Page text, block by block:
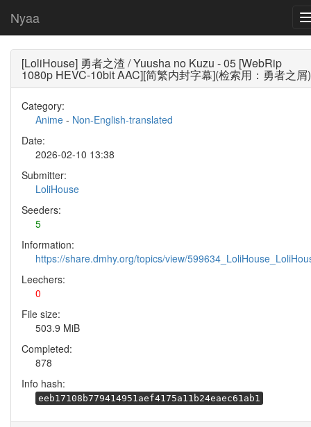
Nyaa
[LoliHouse] 勇者之渣 / Yuusha no Kuzu - 05 [WebRip
1080p HEVC-10bit AAC][简繁内封字幕](检索用：勇者之屑)
Category:
Anime - Non-English-translated
Date:
2026-02-10 13:38
Submitter:
LoliHouse
Seeders:
5
Information:
https://share.dmhy.org/topics/view/
Leechers:
0
File size:
503.9 MiB
Completed:
878
Info hash:
eeb17108b779414951aef4175a11b24eaec61ab1